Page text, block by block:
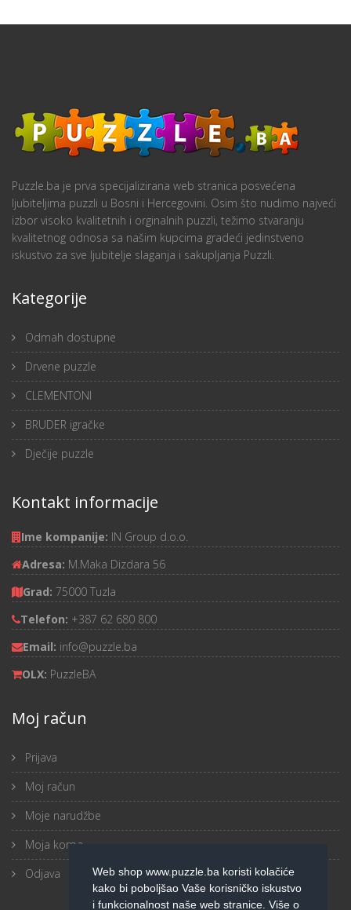
Puzzle.ba je prva specijalizirana web stranica posvećena
ljubiteljima puzzli u Bosni i Hercegovini. Osim što nudimo najveći
izbor visoko kvalitetnih i orginalnih puzzli, težimo stvaranju
kvalitetnog odnosa sa našim kupcima gradeći jedinstveno
iskustvo za sve ljubitelje slaganja i sakupljanja Puzzli.
Kategorije
Odmah dostupne
Drvene puzzle
CLEMENTONI
BRUDER igračke
Dječije puzzle
Kontakt informacije
Ime kompanije: IN Group d.o.o.
Adresa: M.Maka Dizdara 56
Grad: 75000 Tuzla
Telefon: +387 62 680 800
Email: info@puzzle.ba
OLX: PuzzleBA
Moj račun
Prijava
Moj račun
Moje narudžbe
Moja korpa
Odjava
Web shop www.puzzle.ba koristi kolačiće
kako bi poboljšao Vaše korisničko iskustvo
i funkcionalnost naše web stranice. Više o